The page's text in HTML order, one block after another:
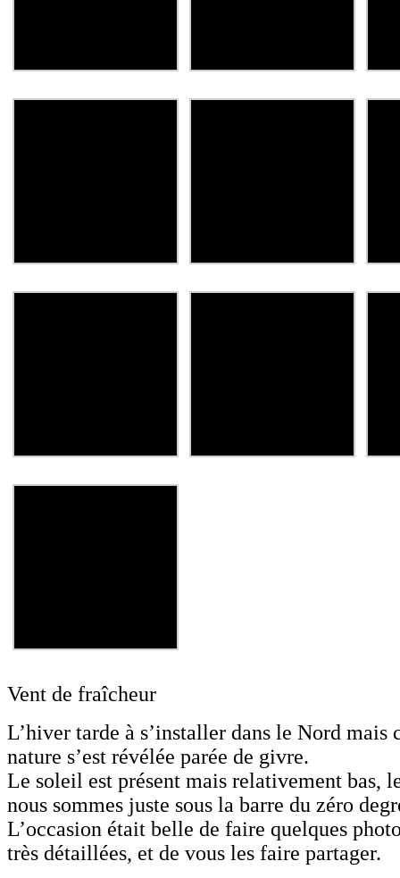
Vent de fraîcheur
L’hiver tarde à s’installer dans le Nord mais
nature s’est révélée parée de givre.
Le soleil est présent mais relativement bas,
nous sommes juste sous la barre du zéro
L’occasion était belle de faire quelques
très détaillées, et de vous les faire partager.